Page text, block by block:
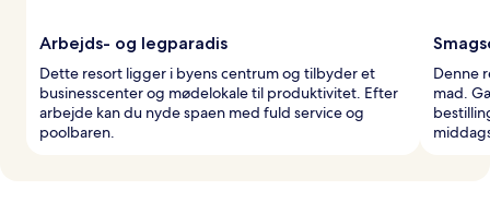
Arbejds- og legparadis
Dette resort ligger i byens centrum og tilbyder et
businesscenter og mødelokale til produktivitet. Efter
arbejde kan du nyde spaen med fuld service og
poolbaren.
Denne
mad.